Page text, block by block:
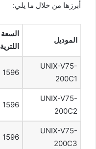
أبرزها من خلال ما يلي:
الموديل
السعة
اللترية
UNIX-V75-
200C1
1596
UNIX-V75-
200C2
1596
UNIX-V75-
200C3
1596